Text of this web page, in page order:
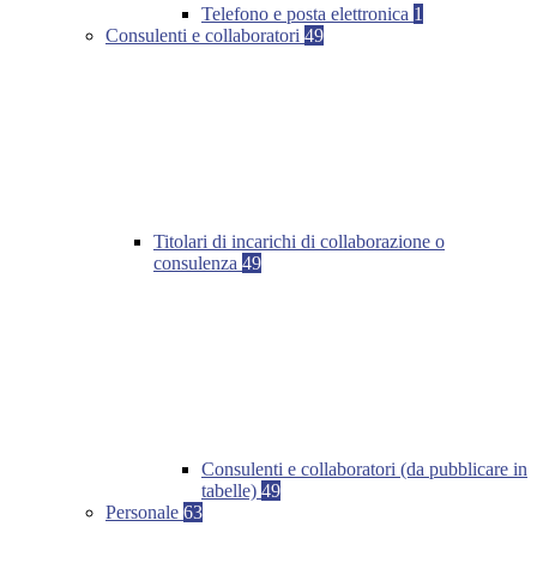
Telefono e posta elettronica 1
Consulenti e collaboratori 49
Titolari di incarichi di collaborazione o
consulenza 49
Consulenti e collaboratori (da pubblicare in
tabelle) 49
Personale 63